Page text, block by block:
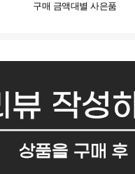
구매 금액대별 사은품